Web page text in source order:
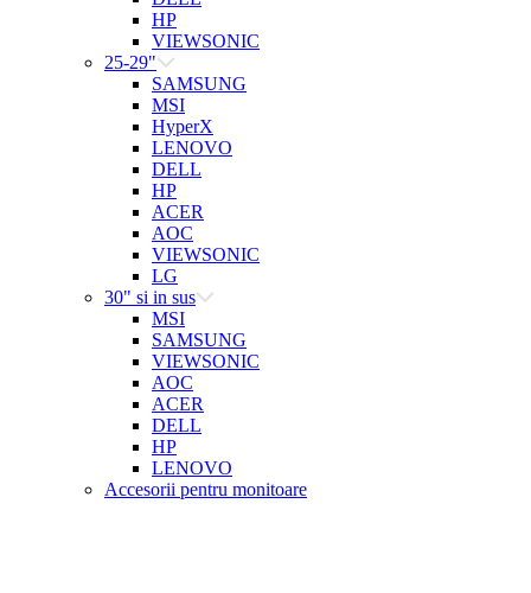
HP
VIEWSONIC
25-29"
SAMSUNG
MSI
HyperX
LENOVO
DELL
HP
ACER
AOC
VIEWSONIC
LG
30" si in sus
MSI
SAMSUNG
VIEWSONIC
AOC
ACER
DELL
HP
LENOVO
Accesorii pentru monitoare